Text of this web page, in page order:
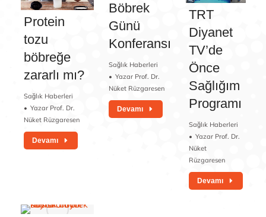
Protein
tozu
böbreğe
zararlı mı?
Sağlık Haberleri
Yazar Prof. Dr.
Nüket Rüzgaresen
Devamı
Böbrek
Günü
Konferansı
Sağlık Haberleri
Yazar Prof. Dr.
Nüket Rüzgaresen
Devamı
TRT
Diyanet
TV’de
Önce
Sağlığım
Programı
Sağlık Haberleri
Yazar Prof. Dr.
Nüket
Rüzgaresen
Devamı